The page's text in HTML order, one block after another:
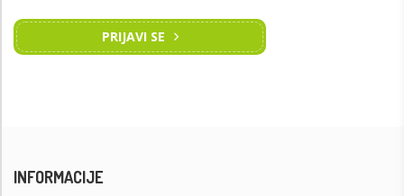
PRIJAVI SE
INFORMACIJE